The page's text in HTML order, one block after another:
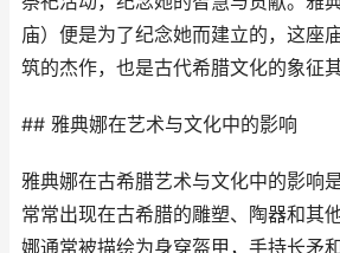
庙）便是为了纪念她而建立的，这座
筑的杰作，也是古代希腊文化的象征其
## 雅典娜在艺术与文化中的影响
雅典娜在古希腊艺术与文化中的影响
常常出现在古希腊的雕塑、陶器和其
娜通常被描绘为身穿盔甲，手持长矛